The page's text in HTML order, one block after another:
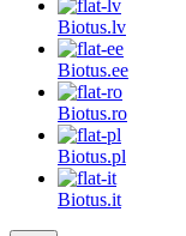
Biotus.lv
Biotus.ee
Biotus.ro
Biotus.pl
Biotus.it